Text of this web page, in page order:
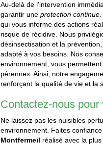
Au-delà de l'intervention
garantir uneprotection continue
qui vous informe des actions
risque de récidive. Nous
désinsectisation et la
adapté à vos besoins. Nos
environnement, vous
pérennes. Ainsi, notre
renforçant la qualité de vie et la
Contactez-nous pour
Ne laissez pas les nuisibles
environnement. Faites
Montfermeil réalisé avec la